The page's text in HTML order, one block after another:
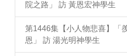
院之路」 訪 黃恩宏神學生
第1446集【小人物悲喜】「
恩」 訪 湯光明神學生